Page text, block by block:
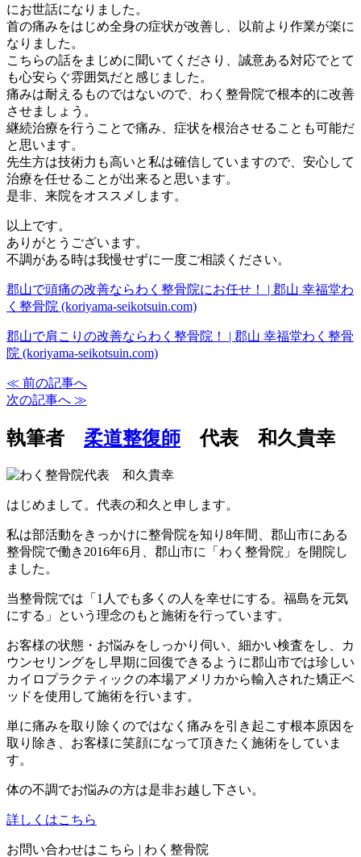
にお世話になりました。
首の痛みをはじめ全身の症状が改善し、以前より作業が楽に
なりました。
こちらの話をまじめに聞いてくださり、誠意ある対応でとて
も心安らぐ雰囲気だと感じました。
痛みは耐えるものではないので、わく整骨院で根本的に改善
させましょう。
継続治療を行うことで痛み、症状を根治させることも可能だ
と思います。
先生方は技術力も高いと私は確信していますので、安心して
治療を任せることが出来ると思います。
是非、来院をオススメします。
以上です。
ありがとうございます。
不調がある時は我慢せずに一度ご相談ください。
郡山で頭痛の改善ならわく整骨院にお任せ！ | 郡山 幸福堂わ
く整骨院 (koriyama-seikotsuin.com)
郡山で肩こりの改善ならわく整骨院！ | 郡山 幸福堂わく整骨
院 (koriyama-seikotsuin.com)
≪ 前の記事へ
次の記事へ ≫
執筆者 柔道整復師 代表 和久貴幸
はじめまして。代表の和久と申します。
私は部活動をきっかけに整骨院を知り8年間、郡山市にある
整骨院で働き2016年6月、郡山市に「わく整骨院」を開院し
ました。
当整骨院では「1人でも多くの人を幸せにする。福島を元気
にする」という理念のもと施術を行っています。
お客様の状態・お悩みをしっかり伺い、細かい検査をし、カ
ウンセリングをし早期に回復できるように郡山市では珍しい
カイロプラクティックの本場アメリカから輸入された矯正ベ
ッドを使用して施術を行います。
単に痛みを取り除くのではなく痛みを引き起こす根本原因を
取り除き、お客様に笑顔になって頂きたく施術をしていま
す。
体の不調でお悩みの方は是非お越し下さい。
詳しくはこちら
お問い合わせはこちら | わく整骨院